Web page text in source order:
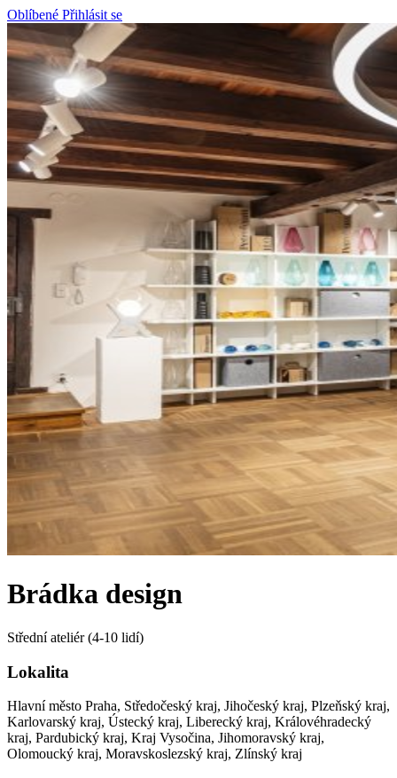
Oblíbené Přihlásit se
Brádka design
Střední ateliér (4-10 lidí)
Lokalita
Hlavní město Praha, Středočeský kraj, Jihočeský kraj, Plzeňský kraj,
Karlovarský kraj, Ústecký kraj, Liberecký kraj, Královéhradecký
kraj, Pardubický kraj, Kraj Vysočina, Jihomoravský kraj,
Olomoucký kraj, Moravskoslezský kraj, Zlínský kraj